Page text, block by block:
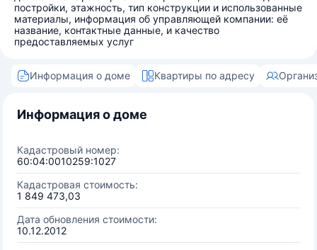
постройки, этажность, тип конструкции и использованные
материалы, информация об управляющей компании: её
название, контактные данные, и качество
предоставляемых услуг
Информация о доме Квартиры по адресу
Информация о доме
Кадастровый номер:
60:04:0010259:1027
Кадастровая стоимость:
1 849 473,03
Дата обновления стоимости:
10.12.2012